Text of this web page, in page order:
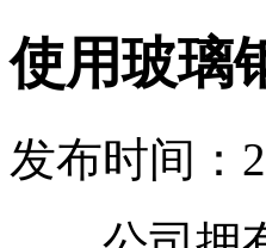
使用玻璃
发布时间：